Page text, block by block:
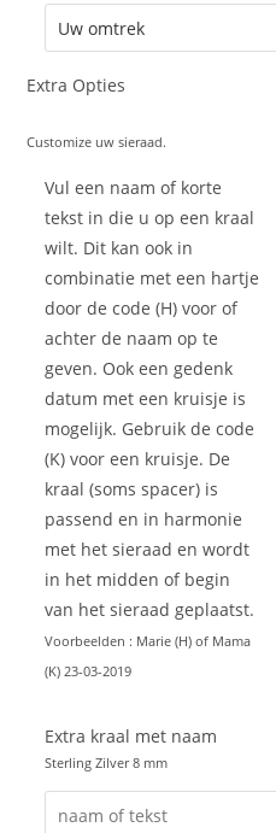
Extra Opties
Customize uw sieraad.
Vul een naam of korte
tekst in die u op een kraal
wilt. Dit kan ook in
combinatie met een hartje
door de code (H) voor of
achter de naam op te
geven. Ook een gedenk
datum met een kruisje is
mogelijk. Gebruik de code
(K) voor een kruisje. De
kraal (soms spacer) is
passend en in harmonie
met het sieraad en wordt
in het midden of begin
van het sieraad geplaatst.
Voorbeelden : Marie (H) of Mama
(K) 23-03-2019
Extra kraal met naam
Sterling Zilver 8 mm